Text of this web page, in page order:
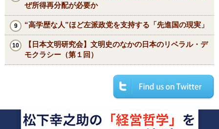
ぜ所得再分配が必要か
“高学歴な人”ほど左派政党を支持する「先進国の現実」
【日本文明研究会】文明史のなかの日本のリベラル・デ
モクラシー（第１回）